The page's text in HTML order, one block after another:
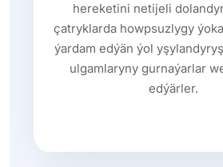
hereketini netijeli
çatryklarda howpsuzlygy
ýardam edýän ýol
ulgamlaryny gurnaýarlar
edýärler.